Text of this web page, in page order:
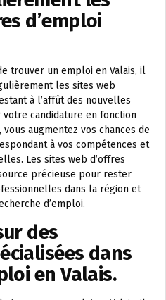
d’emploi
trouver un emploi en Valais, il
les sites web
à l’affût des nouvelles
candidature en fonction
augmentez vos chances de
à vos compétences et
Les sites web d’offres
précieuse pour rester
dans la région et
d’emploi.
des
dans
en Valais.